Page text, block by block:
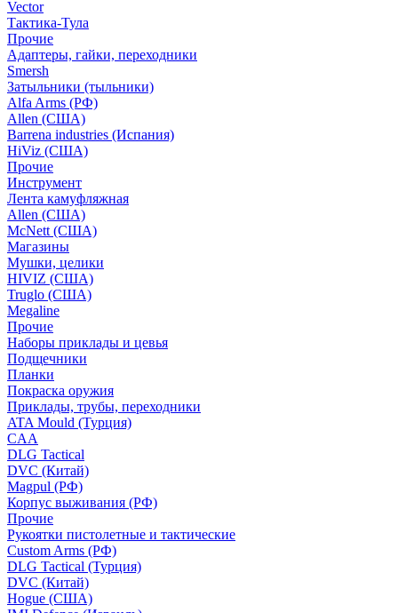
Vector
Тактика-Тула
Прочие
Адаптеры, гайки, переходники
Smersh
Затыльники (тыльники)
Alfa Arms (РФ)
Allen (США)
Barrena industries (Испания)
HiViz (США)
Прочие
Инструмент
Лента камуфляжная
Allen (США)
McNett (США)
Магазины
Мушки, целики
HIVIZ (США)
Truglo (США)
Megaline
Прочие
Наборы приклады и цевья
Подщечники
Планки
Покраска оружия
Приклады, трубы, переходники
ATA Mould (Турция)
CAA
DLG Tactical
DVC (Китай)
Magpul (РФ)
Корпус выживания (РФ)
Прочие
Рукоятки пистолетные и тактические
Custom Arms (РФ)
DLG Tactical (Турция)
DVC (Китай)
Hogue (США)